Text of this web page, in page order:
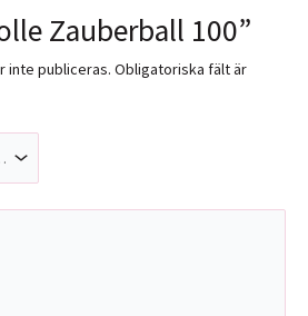
Zauberball 100”
inte publiceras. Obligatoriska fält är